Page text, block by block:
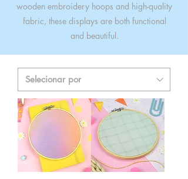
wooden embroidery hoops and high-quality
fabric, these displays are both functional
and beautiful.